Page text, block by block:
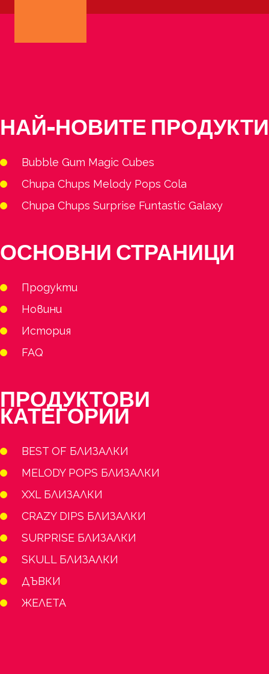
НАЙ-НОВИТЕ ПРОДУКТИ
Bubble Gum Magic Cubes
Chupa Chups Melody Pops Cola
Chupa Chups Surprise Funtastic Galaxy
ОСНОВНИ СТРАНИЦИ
Продукти
Новини
История
FAQ
ПРОДУКТОВИ
КАТЕГОРИИ
BEST OF БЛИЗАЛКИ
MELODY POPS БЛИЗАЛКИ
XXL БЛИЗАЛКИ
CRAZY DIPS БЛИЗАЛКИ
SURPRISE БЛИЗАЛКИ
SKULL БЛИЗАЛКИ
ДЪВКИ
ЖЕЛЕТА